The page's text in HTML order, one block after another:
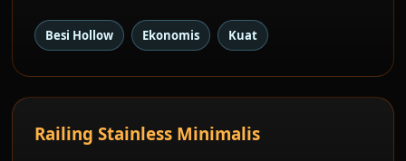
Besi Hollow Ekonomis Kuat
Railing Stainless Minimalis